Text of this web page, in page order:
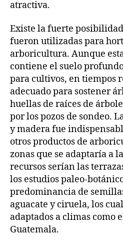
atractiva.
Existe la fuerte
fueron utilizadas para
arboricultura. Aunque
contiene el suelo
para cultivos, en tiempos
adecuado para sostener
huellas de raíces de
por los pozos de sondeo.
y madera fue
otros productos de
zonas que se adaptaría a
recursos serían las
los estudios paleo-
predominancia de
aguacate y ciruela, los
adaptados a climas como
Guatemala.